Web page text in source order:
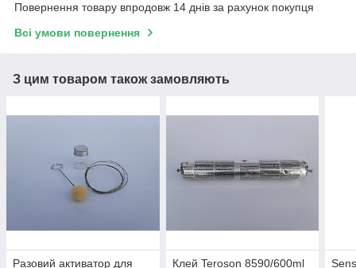
Повернення товару впродовж 14 днів за рахунок покупця
Всі умови повернення
З цим товаром також замовляють
Разовий активатор для
Клей Teroson 8590/600ml